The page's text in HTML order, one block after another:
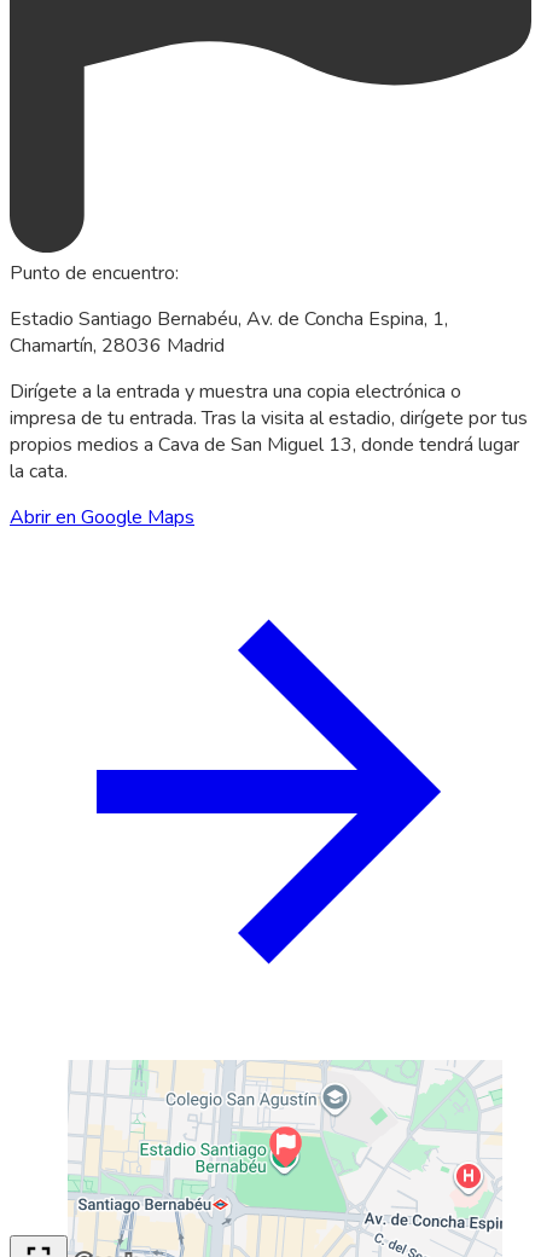
Punto de encuentro:
Estadio Santiago Bernabéu, Av. de Concha Espina, 1,
Chamartín, 28036 Madrid
Dirígete a la entrada y muestra una copia electrónica o
impresa de tu entrada. Tras la visita al estadio, dirígete por tus
propios medios a Cava de San Miguel 13, donde tendrá lugar
la cata.
Abrir en Google Maps